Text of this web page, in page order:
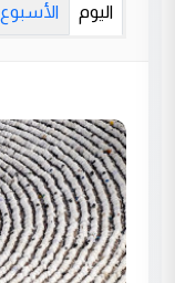
اليوم الأسبوع